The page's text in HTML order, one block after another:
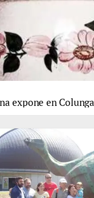
expone en Colunga